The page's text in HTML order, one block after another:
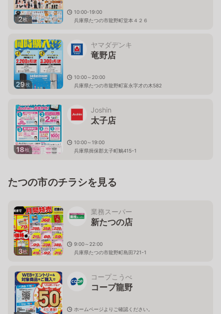
2枚
10:00-19:00
兵庫県たつの市龍野町堂本４２６
29枚
ヤマダデンキ
竜野店
10:00～20:00
兵庫県たつの市龍野町富永字才の木582
18枚
Joshin
太子店
10:00～19:00
兵庫県揖保郡太子町鵤415-1
たつの市のチラシを見る
3枚
業務スーパー
新たつの店
9:00～22:00
兵庫県たつの市龍野町島田721-1
コープこうべ
コープ龍野
ホームページよりご確認ください。